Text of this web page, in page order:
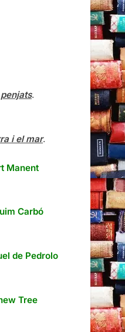
.
i el mar.
Manent
Carbó
de Pedrolo
Tree